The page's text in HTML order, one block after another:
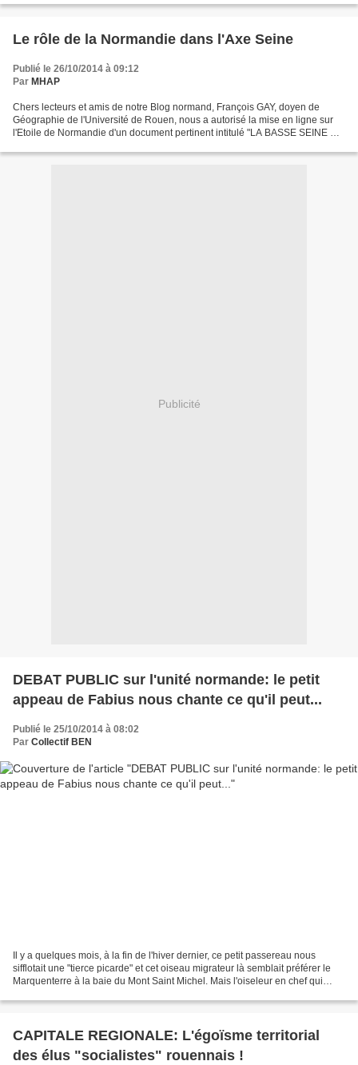
Le rôle de la Normandie dans l'Axe Seine
Publié le 26/10/2014 à 09:12
Par MHAP
Chers lecteurs et amis de notre Blog normand, François GAY, doyen de
Géographie de l'Université de Rouen, nous a autorisé la mise en ligne sur
l'Etoile de Normandie d'un document pertinent intitulé "LA BASSE SEINE ET
Publicité
DEBAT PUBLIC sur l'unité normande: le petit
appeau de Fabius nous chante ce qu'il peut...
Publié le 25/10/2014 à 08:02
Par Collectif BEN
Il y a quelques mois, à la fin de l'hiver dernier, ce petit passereau nous
sifflotait une "tierce picarde" et cet oiseau migrateur là semblait préférer le
Marquenterre à la baie du Mont Saint Michel. Mais l'oiseleur en chef qui
CAPITALE REGIONALE: L'égoïsme territorial
des élus "socialistes" rouennais !